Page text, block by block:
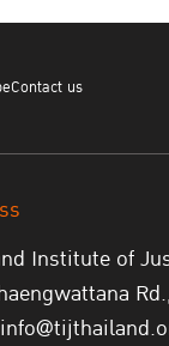
Contact us
Institute of